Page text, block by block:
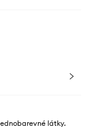
látky.